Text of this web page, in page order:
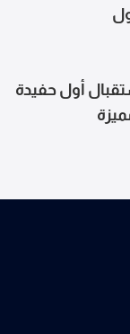
أول حفيدة